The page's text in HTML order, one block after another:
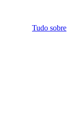
Tudo sobre